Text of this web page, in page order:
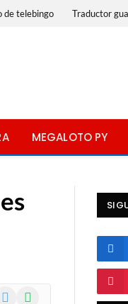
de telebingo Traductor
MEGALOTO PY
WhatsApp